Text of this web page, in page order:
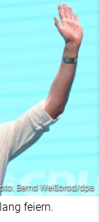
Bernd Weißbrod/dpa
feiern.